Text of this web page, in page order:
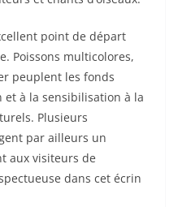
point de départ
Poissons multicolores,
peuplent les fonds
et à la sensibilisation à la
Plusieurs
par ailleurs un
aux visiteurs de
dans cet écrin